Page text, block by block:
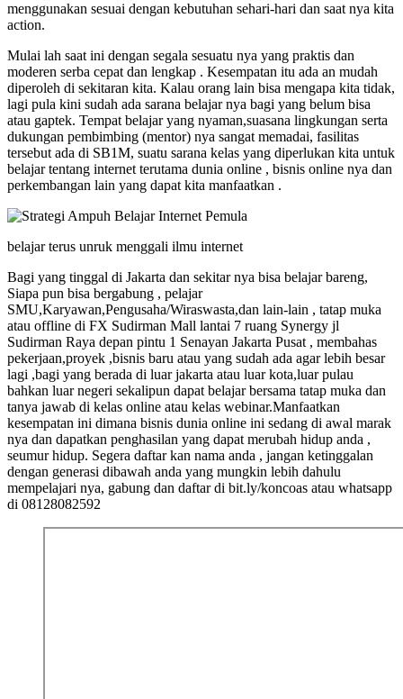
menggunakan sesuai dengan kebutuhan sehari-hari dan saat nya kita
action.
Mulai lah saat ini dengan segala sesuatu nya yang praktis dan
moderen serba cepat dan lengkap . Kesempatan itu ada an mudah
diperoleh di sekitaran kita. Kalau orang lain bisa mengapa kita tidak,
lagi pula kini sudah ada sarana belajar nya bagi yang belum bisa
atau gaptek. Tempat belajar yang nyaman,suasana lingkungan serta
dukungan pembimbing (mentor) nya sangat memadai, fasilitas
tersebut ada di SB1M, suatu sarana kelas yang diperlukan kita untuk
belajar tentang internet terutama dunia online , bisnis online nya dan
perkembangan lain yang dapat kita manfaatkan .
belajar terus unruk menggali ilmu internet
Bagi yang tinggal di Jakarta dan sekitar nya bisa belajar bareng,
Siapa pun bisa bergabung , pelajar
SMU,Karyawan,Pengusaha/Wiraswasta,dan lain-lain , tatap muka
atau offline di FX Sudirman Mall lantai 7 ruang Synergy jl
Sudirman Raya depan pintu 1 Senayan Jakarta Pusat , membahas
pekerjaan,proyek ,bisnis baru atau yang sudah ada agar lebih besar
lagi ,bagi yang berada di luar jakarta atau luar kota,luar pulau
bahkan luar negeri sekalipun dapat belajar bersama tatap muka dan
tanya jawab di kelas online atau kelas webinar.Manfaatkan
kesempatan ini dimana bisnis dunia online ini sedang di awal marak
nya dan dapatkan penghasilan yang dapat merubah hidup anda ,
seumur hidup. Segera daftar kan nama anda , jangan ketinggalan
dengan generasi dibawah anda yang mungkin lebih dahulu
mempelajari nya, gabung dan daftar di bit.ly/koncoas atau whatsapp
di 08128082592